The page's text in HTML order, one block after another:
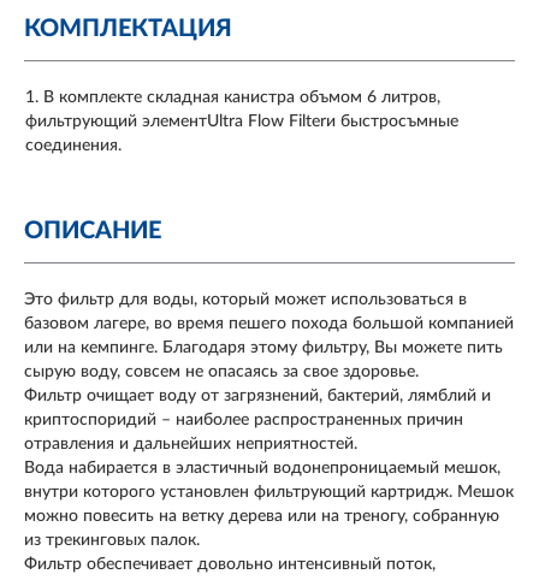
КОМПЛЕКТАЦИЯ
В комплекте складная канистра объмом 6 литров,
фильтрующий элементUltra Flow Filterи быстросъмные
соединения.
ОПИСАНИЕ
Это фильтр для воды, который может использоваться в
базовом лагере, во время пешего похода большой компанией
или на кемпинге. Благодаря этому фильтру, Вы можете пить
сырую воду, совсем не опасаясь за свое здоровье.
Фильтр очищает воду от загрязнений, бактерий, лямблий и
криптоспоридий – наиболее распространенных причин
отравления и дальнейших неприятностей.
Вода набирается в эластичный водонепроницаемый мешок,
внутри которого установлен фильтрующий картридж. Мешок
можно повесить на ветку дерева или на треногу, собранную
из трекинговых палок.
Фильтр обеспечивает довольно интенсивный поток,